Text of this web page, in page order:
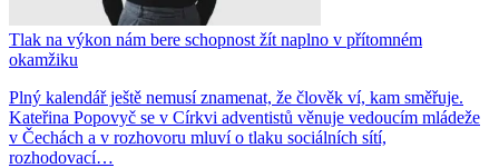
Tlak na výkon nám bere schopnost žít naplno v přítomném
okamžiku
Plný kalendář ještě nemusí znamenat, že člověk ví, kam směřuje.
Kateřina Popovyč se v Církvi adventistů věnuje vedoucím mládeže
v Čechách a v rozhovoru mluví o tlaku sociálních sítí,
rozhodovací…